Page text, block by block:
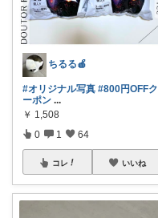
ちるる🍎
#オリジナル写真 #800円OFFク
ーポン ...
￥ 1,508
0 1 64
コレ いいね